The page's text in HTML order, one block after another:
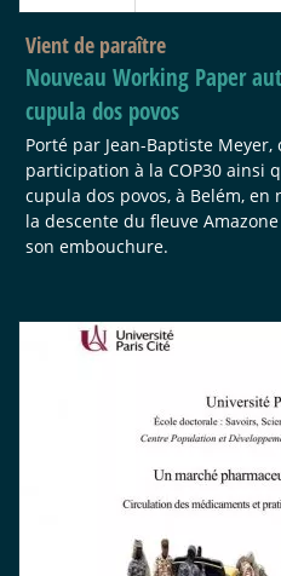
Vient de paraître
Nouveau Working Paper
cupula dos povos
Porté par Jean-Baptiste
participation à la COP30 ainsi
cupula dos povos, à Belém, en
la descente du fleuve
son embouchure.